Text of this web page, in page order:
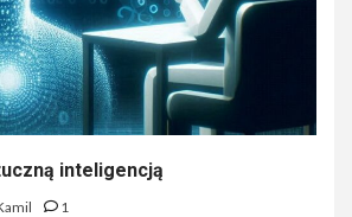
inteligencją
1